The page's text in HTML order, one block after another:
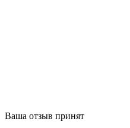
Ваша отзыв принят